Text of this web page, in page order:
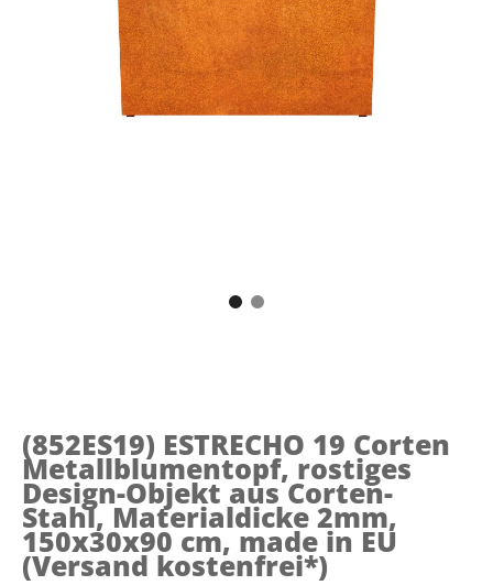
(852ES19) ESTRECHO 19 Corten
Metallblumentopf, rostiges
Design-Objekt aus Corten-
Stahl, Materialdicke 2mm,
150x30x90 cm, made in EU
(Versand kostenfrei*)